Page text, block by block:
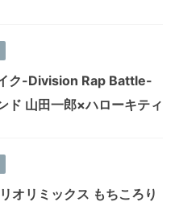
ク-Division Rap Battle-
ド 山田一郎×ハローキティ
オリミックス もちころり